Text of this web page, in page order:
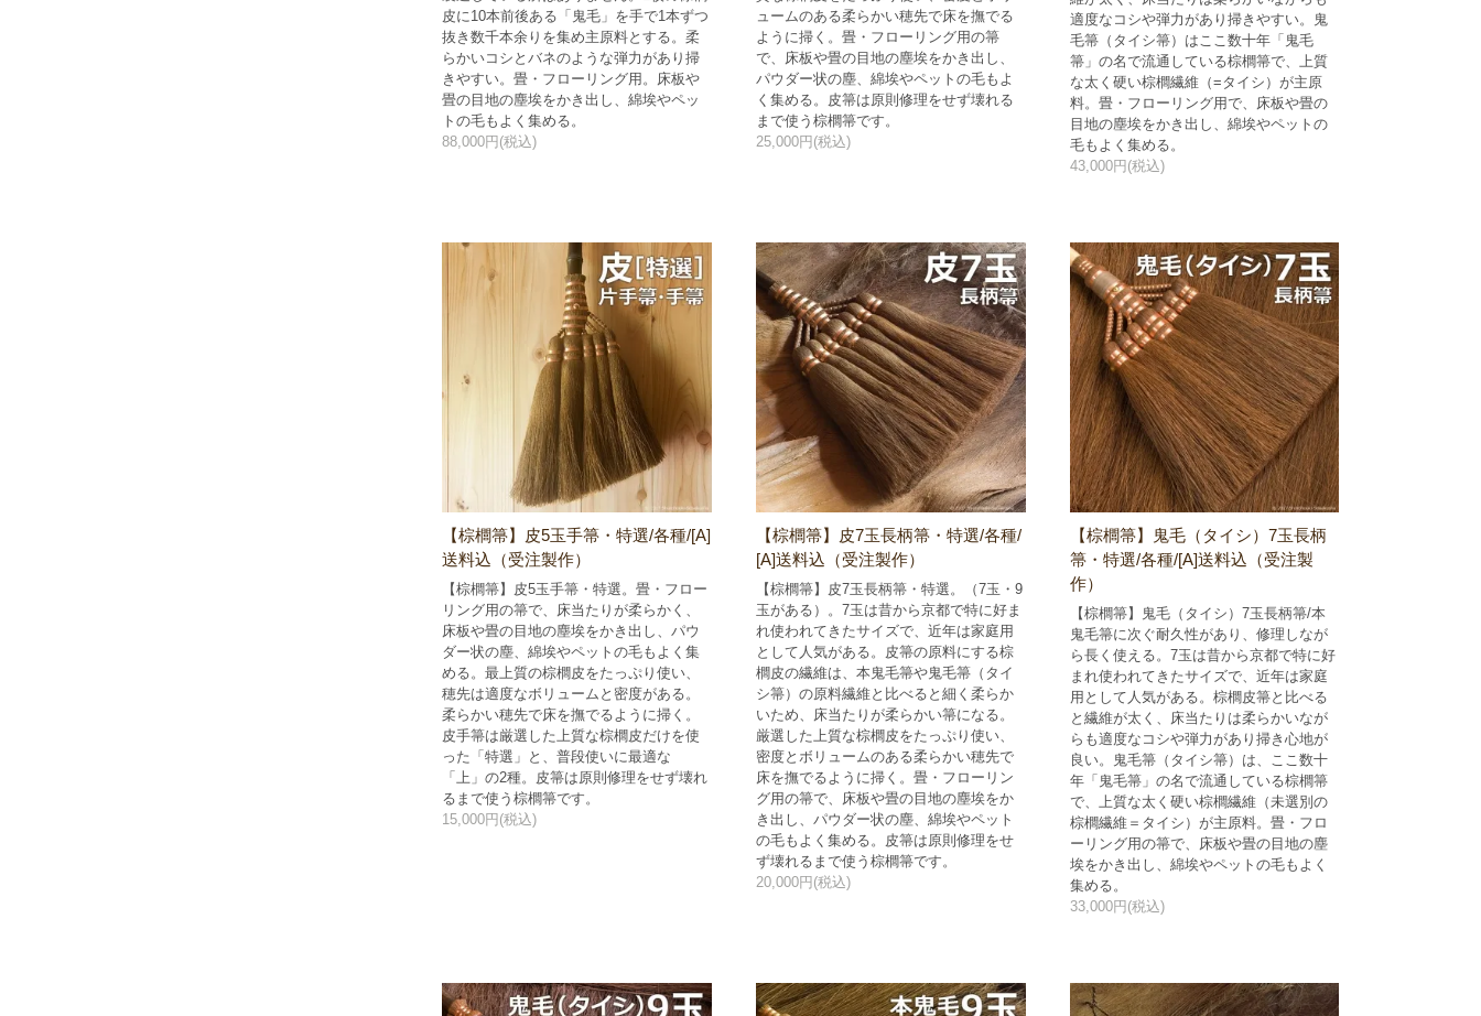
皮に10本前後ある「鬼毛」を手で1本ずつ
抜き数千本余りを集め主原料とする。柔
らかいコシとバネのような弾力があり掃
きやすい。畳・フローリング用。床板や
畳の目地の塵埃をかき出し、綿埃やペッ
トの毛もよく集める。
88,000円(税込)
ュームのある柔らかい穂先で床を撫でる
ように掃く。畳・フローリング用の箒
で、床板や畳の目地の塵埃をかき出し、
パウダー状の塵、綿埃やペットの毛もよ
く集める。皮箒は原則修理をせず壊れる
まで使う棕櫚箒です。
25,000円(税込)
適度なコシや弾力があり掃きやすい。鬼
毛箒（タイシ箒）はここ数十年「鬼毛
箒」の名で流通している棕櫚箒で、上質
な太く硬い棕櫚繊維（=タイシ）が主原
料。畳・フローリング用で、床板や畳の
目地の塵埃をかき出し、綿埃やペットの
毛もよく集める。
43,000円(税込)
【棕櫚箒】皮5玉手箒・特選/各種/[A]
送料込（受注製作）
【棕櫚箒】皮5玉手箒・特選。畳・フロー
リング用の箒で、床当たりが柔らかく、
床板や畳の目地の塵埃をかき出し、パウ
ダー状の塵、綿埃やペットの毛もよく集
める。最上質の棕櫚皮をたっぷり使い、
穂先は適度なボリュームと密度がある。
柔らかい穂先で床を撫でるように掃く。
皮手箒は厳選した上質な棕櫚皮だけを使
った「特選」と、普段使いに最適な
「上」の2種。皮箒は原則修理をせず壊れ
るまで使う棕櫚箒です。
15,000円(税込)
【棕櫚箒】皮7玉長柄箒・特選/各種/
[A]送料込（受注製作）
【棕櫚箒】皮7玉長柄箒・特選。（7玉・9
玉がある）。7玉は昔から京都で特に好ま
れ使われてきたサイズで、近年は家庭用
として人気がある。皮箒の原料にする棕
櫚皮の繊維は、本鬼毛箒や鬼毛箒（タイ
シ箒）の原料繊維と比べると細く柔らか
いため、床当たりが柔らかい箒になる。
厳選した上質な棕櫚皮をたっぷり使い、
密度とボリュームのある柔らかい穂先で
床を撫でるように掃く。畳・フローリン
グ用の箒で、床板や畳の目地の塵埃をか
き出し、パウダー状の塵、綿埃やペット
の毛もよく集める。皮箒は原則修理をせ
ず壊れるまで使う棕櫚箒です。
20,000円(税込)
【棕櫚箒】鬼毛（タイシ）7玉長柄
箒・特選/各種/[A]送料込（受注製
作）
【棕櫚箒】鬼毛（タイシ）7玉長柄箒/本
鬼毛箒に次ぐ耐久性があり、修理しなが
ら長く使える。7玉は昔から京都で特に好
まれ使われてきたサイズで、近年は家庭
用として人気がある。棕櫚皮箒と比べる
と繊維が太く、床当たりは柔らかいなが
らも適度なコシや弾力があり掃き心地が
良い。鬼毛箒（タイシ箒）は、ここ数十
年「鬼毛箒」の名で流通している棕櫚箒
で、上質な太く硬い棕櫚繊維（未選別の
棕櫚繊維＝タイシ）が主原料。畳・フロ
ーリング用の箒で、床板や畳の目地の塵
埃をかき出し、綿埃やペットの毛もよく
集める。
33,000円(税込)